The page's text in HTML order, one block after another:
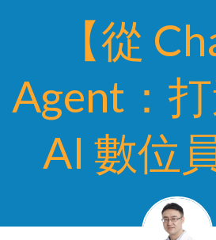
【從
Agent：
AI 數位